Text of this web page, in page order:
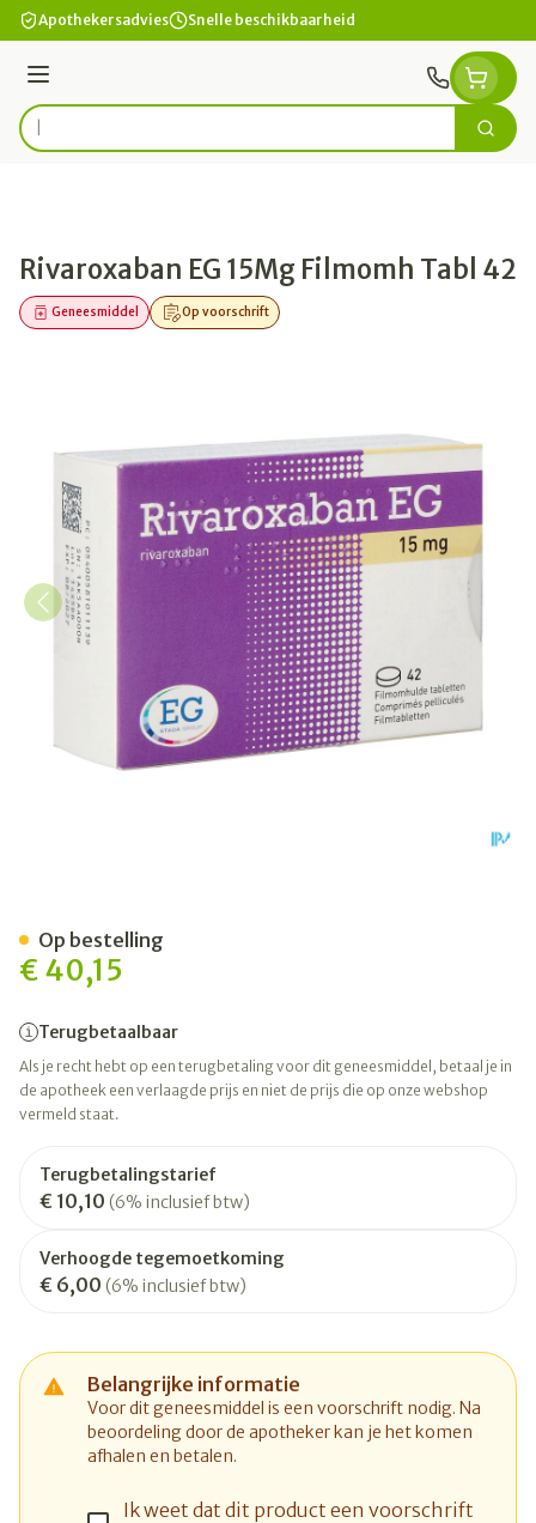
Ga naar de inhoud
Apothekersadvies Snelle beschikbaarheid
Menu
Product, merk, categorie... Zoek
Rivaroxaban EG 15Mg Filmomh Tabl 42
Op voorschrift
Geneesmiddel
€ 40,15
Terugbetaalbaar
Als je recht hebt op een terugbetaling voor dit geneesmiddel, betaal je in
de apotheek een verlaagde prijs en niet de prijs die op onze webshop
vermeld staat.
Terugbetalingstarief
€ 10,10 (6% inclusief btw)
Verhoogde tegemoetkoming
€ 6,00 (6% inclusief btw)
Belangrijke informatie
Voor dit geneesmiddel is een voorschrift nodig. Na
beoordeling door de apotheker kan je het komen
afhalen en betalen.
Ik weet dat dit product een voorschrift
Op bestelling